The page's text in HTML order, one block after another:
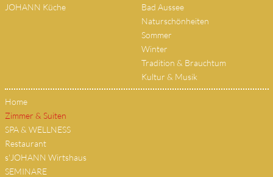
JOHANN Küche
Bad Aussee
Naturschönheiten
Sommer
Winter
Tradition & Brauchtum
Kultur & Musik
Home
Zimmer & Suiten
SPA & WELLNESS
Restaurant
s'JOHANN Wirtshaus
SEMINARE